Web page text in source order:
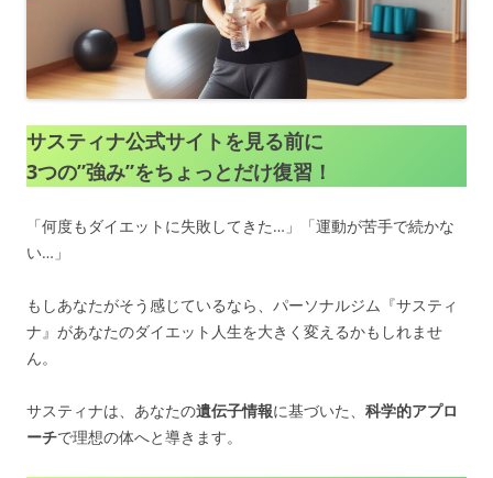
サスティナ公式サイトを見る前に
3つの”強み”をちょっとだけ復習！
「何度もダイエットに失敗してきた…」「運動が苦手で続かな
い…」
もしあなたがそう感じているなら、パーソナルジム『サスティ
ナ』があなたのダイエット人生を大きく変えるかもしれませ
ん。
サスティナは、あなたの遺伝子情報に基づいた、 科学的アプロ
ーチで理想の体へと導きます。